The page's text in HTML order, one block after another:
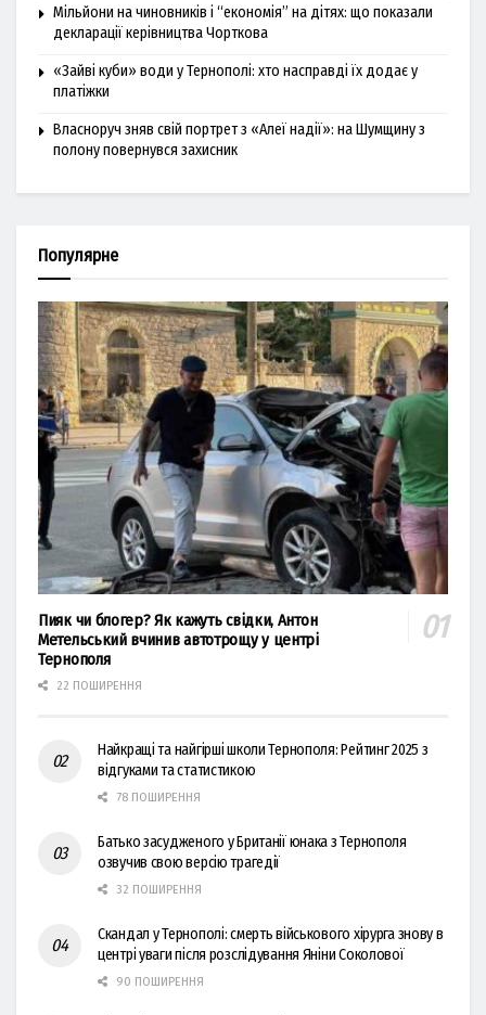
Мільйони на чиновників і “економія” на дітях: що показали
декларації керівництва Чорткова
«Зайві куби» води у Тернополі: хто насправді їх додає у
платіжки
Власноруч зняв свій портрет з «Алеї надії»: на Шумщину з
полону повернувся захисник
Популярне
Пияк чи блогер? Як кажуть свідки, Антон
Метельський вчинив автотрощу у центрі
Тернополя
22 ПОШИРЕННЯ
Найкращі та найгірші школи Тернополя: Рейтинг 2025 з
відгуками та статистикою
78 ПОШИРЕННЯ
Батько засудженого у Британії юнака з Тернополя
озвучив свою версію трагедії
32 ПОШИРЕННЯ
Скандал у Тернополі: смерть військового хірурга знову в
центрі уваги після розслідування Яніни Соколової
90 ПОШИРЕННЯ